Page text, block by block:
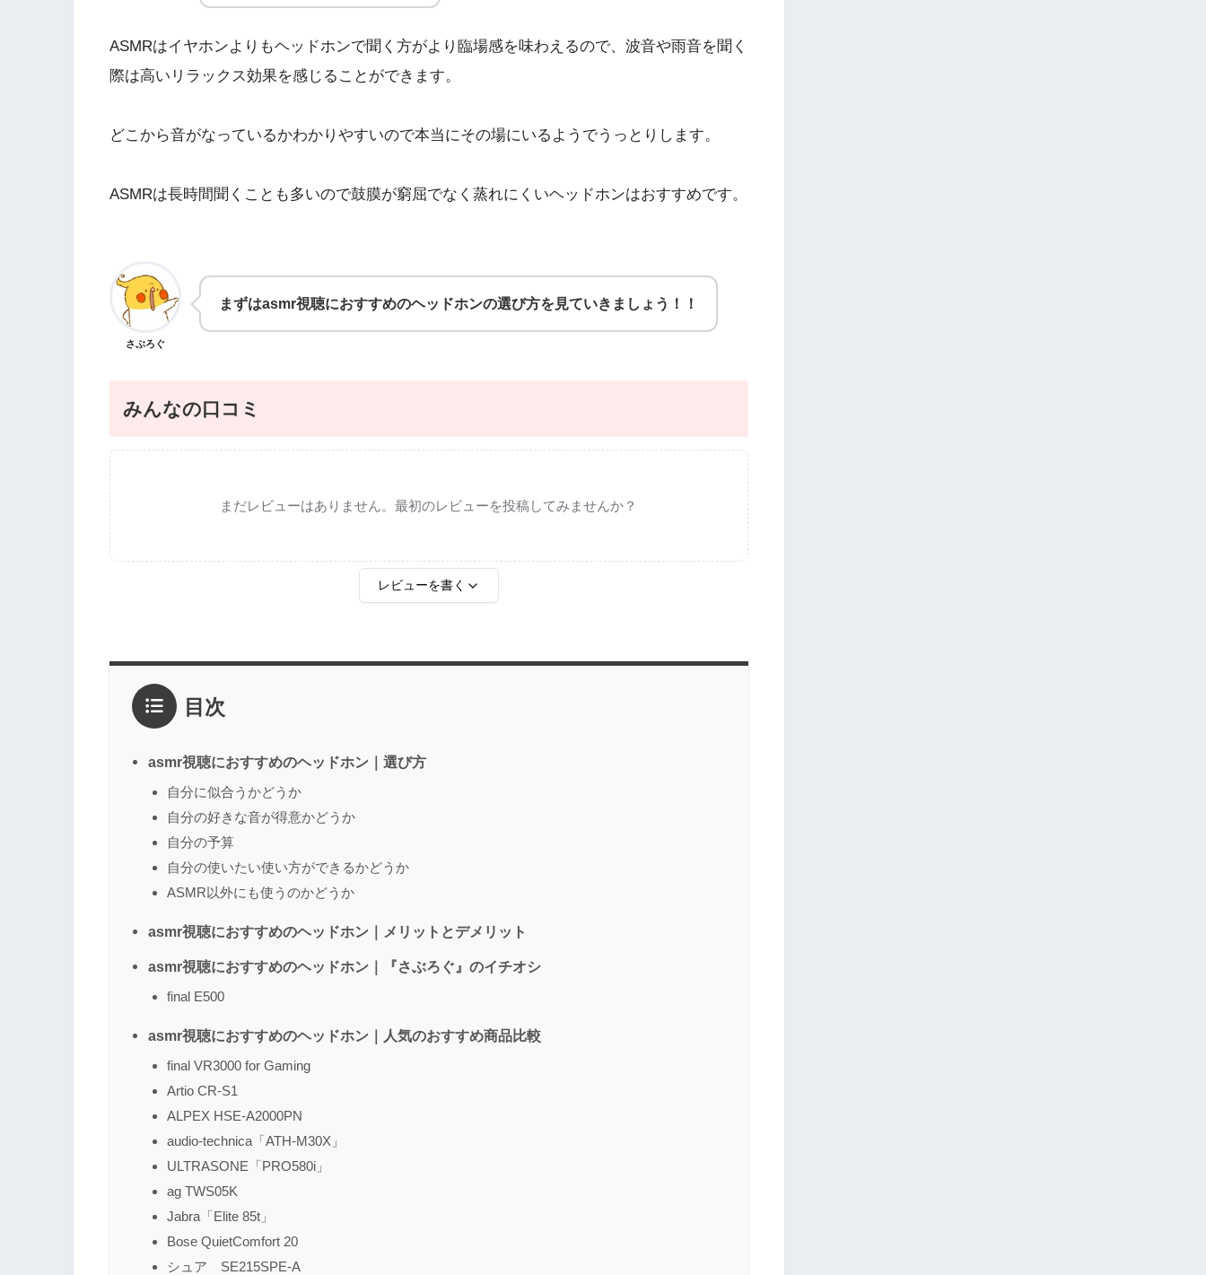
ASMRはイヤホンよりもヘッドホンで聞く方がより臨場感を味わえるので、波音や雨音を聞く
際は高いリラックス効果を感じることができます。
どこから音がなっているかわかりやすいので本当にその場にいるようでうっとりします。
ASMRは長時間聞くことも多いので鼓膜が窮屈でなく蒸れにくいヘッドホンはおすすめです。
さぶろぐ
まずはasmr視聴におすすめのヘッドホンの選び方を見ていきましょう！！
みんなの口コミ
まだレビューはありません。最初のレビューを投稿してみませんか？
レビューを書く
2点
1点
感想*
目次
asmr視聴におすすめのヘッドホン｜選び方
自分に似合うかどうか
自分の好きな音が得意かどうか
自分の予算
自分の使いたい使い方ができるかどうか
ASMR以外にも使うのかどうか
asmr視聴におすすめのヘッドホン｜メリットとデメリット
asmr視聴におすすめのヘッドホン｜『さぶろぐ』のイチオシ
final E500
asmr視聴におすすめのヘッドホン｜人気のおすすめ商品比較
final VR3000 for Gaming
Artio CR-S1
ALPEX HSE-A2000PN
audio-technica「ATH-M30X」
ULTRASONE「PRO580i」
ag TWS05K
Jabra「Elite 85t」
Bose QuietComfort 20
シュア SE215SPE-A